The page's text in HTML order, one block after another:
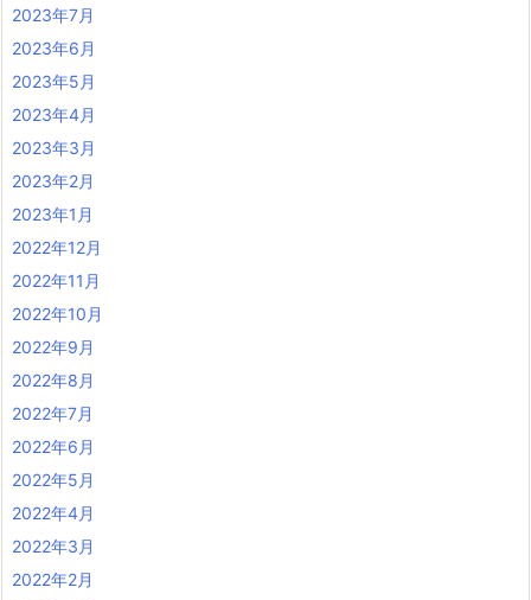
2023年7月
2023年6月
2023年5月
2023年4月
2023年3月
2023年2月
2023年1月
2022年12月
2022年11月
2022年10月
2022年9月
2022年8月
2022年7月
2022年6月
2022年5月
2022年4月
2022年3月
2022年2月